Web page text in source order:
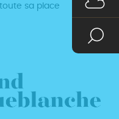
sa place